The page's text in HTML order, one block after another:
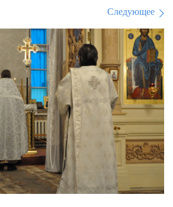
по Следующее